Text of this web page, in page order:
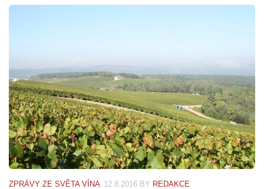
ZPRÁVY ZE SVĚTA VÍNA 12.8.2016 BY REDAKCE